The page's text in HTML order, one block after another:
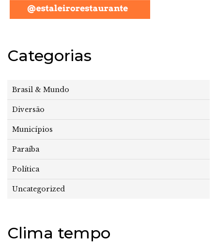
Categorias
Brasil & Mundo
Diversão
Municípios
Paraíba
Política
Uncategorized
Clima tempo